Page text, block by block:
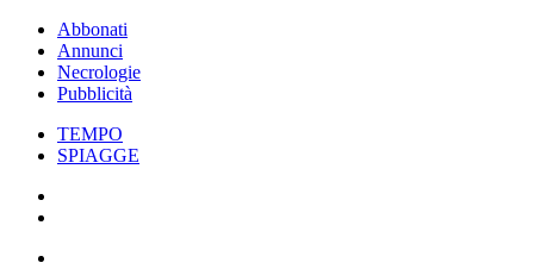
Abbonati
Annunci
Necrologie
Pubblicità
TEMPO
SPIAGGE